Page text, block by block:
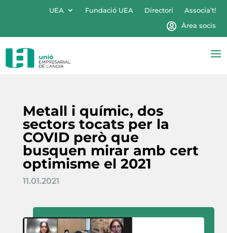
UEA Fundació UEA Directori
Associa’t!
Àrea socis
Metall i químic, dos
sectors tocats per la
COVID però que
busquen mirar amb cert
optimisme el 2021
11.01.2021